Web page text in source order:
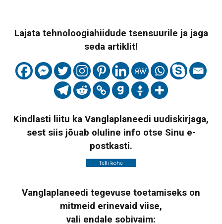
Lajata tehnoloogiahiidude tsensuurile ja jaga
seda artiklit!
Kindlasti liitu ka Vanglaplaneedi uudiskirjaga,
sest siis jõuab oluline info otse Sinu e-
postkasti.
Vanglaplaneedi tegevuse toetamiseks on
mitmeid erinevaid viise,
vali endale sobivaim: